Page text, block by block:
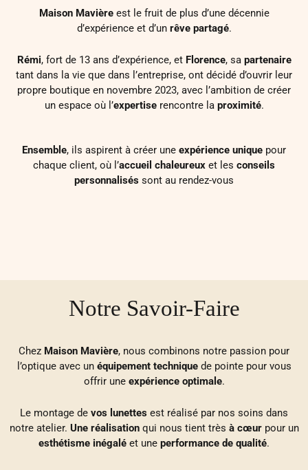
Maison Mavièreest le fruit de plus d’une décennie
d’expérience et d’un rêve partagé.
Rémi, fort de 13 ans d’expérience, et Florence, sa partenaire
tant dans la vie que dans l’entreprise, ont décidé d’ouvrir leur
propre boutique en novembre 2023, avec l’ambition de créer
un espace où l’expertiserencontre la proximité.
Ensemble, ils aspirent à créer une expérience unique pour
chaque client, où l’accueil chaleureux et les conseils
personnalisés sont au rendez-vous
Notre Savoir-Faire
Chez Maison Mavière, nous combinons notre passion pour
l’optique avec un équipement techniquede pointe pour vous
offrir une expérience optimale.
Le montage de vos lunettes est réalisé par nos soins dans
notre atelier. Une réalisationqui nous tient très à cœurpour un
esthétisme inégalé et une performance de qualité.